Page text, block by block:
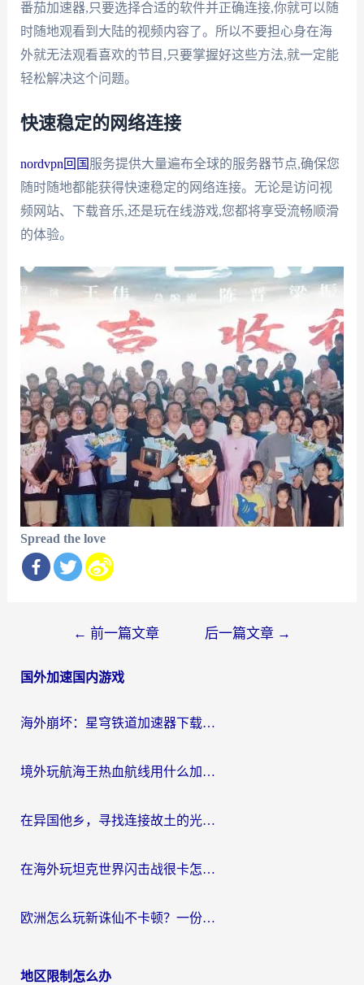
番茄加速器,只要选择合适的软件并正确连接,你就可以随
时随地观看到大陆的视频内容了。所以不要担心身在海
外就无法观看喜欢的节目,只要掌握好这些方法,就一定能
轻松解决这个问题。
快速稳定的网络连接
nordvpn回国 服务提供大量遍布全球的服务器节点,确保您
随时随地都能获得快速稳定的网络连接。无论是访问视
频网站、下载音乐,还是玩在线游戏,您都将享受流畅顺滑
的体验。
Spread the love
导
← 前一篇文章 后一篇文章 →
国外加速国内游戏
海外崩坏：星穹铁道加速器下载安装：一份给游子的终极网络指南
境外玩航海王热血航线用什么加速器？2026海外玩家实测最优方案（附欧洲问道堡垒前线加速技巧）
在异国他乡，寻找连接故土的光明大陆免费加速器
在海外玩坦克世界闪击战很卡怎么办？老玩家亲测有效的加速器选择指南
欧洲怎么玩新诛仙不卡顿？一份给海外游子的国服游戏畅玩指南
地区限制怎么办